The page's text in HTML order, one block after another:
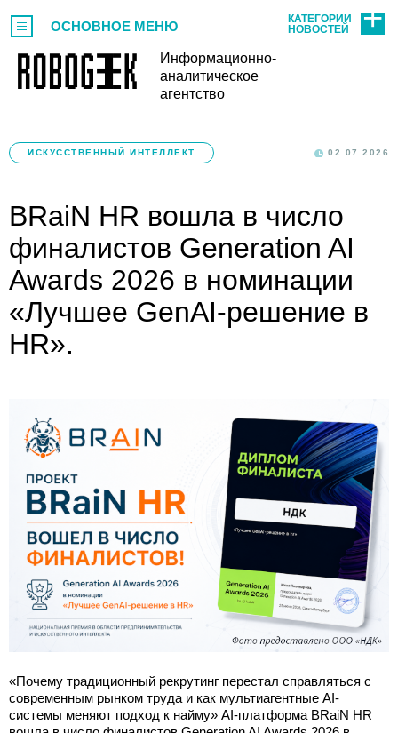
Информационно-
аналитическое
агентство
ОСНОВНОЕ МЕНЮ
КАТЕГОРИИ
НОВОСТЕЙ
ИСКУССТВЕННЫЙ ИНТЕЛЛЕКТ 02.07.2026
BRaiN HR вошла в число
финалистов Generation AI
Awards 2026 в номинации
«Лучшее GenAI-решение в
HR».
«Почему традиционный рекрутинг перестал справляться с
современным рынком труда и как мультиагентные AI-
системы меняют подход к найму» AI-платформа BRaiN HR